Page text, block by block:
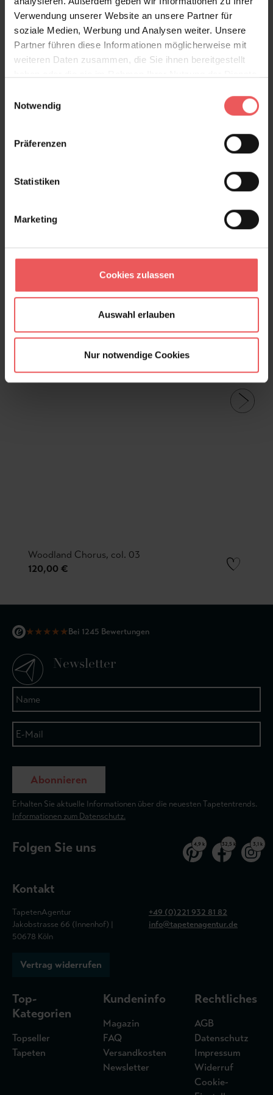
Verwendung unserer Website an unsere Partner für
soziale Medien, Werbung und Analysen weiter. Unsere
Partner führen diese Informationen möglicherweise mit
weiteren Daten zusammen, die Sie ihnen bereitgestellt
Notwendig
Präferenzen
Statistiken
Marketing
Cookies zulassen
Auswahl erlauben
Nur notwendige Cookies
Versand & Zahlung
Bewertungen
FAQ Teilen!
Sie haben Fragen zum Produkt?
Varianten
Woodland Chorus, col. 03
120,00 €
★★★★★Bei 1245 Bewertungen
Newsletter
Abonnieren
Erhalten Sie aktuelle Informationen über die neuesten Tapetentrends.
Informationen zum Datenschutz.
Folgen Sie uns 4,9 k 32,5 k 3,1 k
Kontakt
TapetenAgentur
Jakobstrasse 66 (Innenhof) |
50678 Köln
+49 (0)221 932 81 82
info@tapetenagentur.de
Vertrag widerrufen
Top-
Kategorien
Topseller
Tapeten
Kundeninfo
Magazin
FAQ
Versandkosten
Newsletter
Rechtliches
AGB
Datenschutz
Impressum
Widerruf
Cookie-